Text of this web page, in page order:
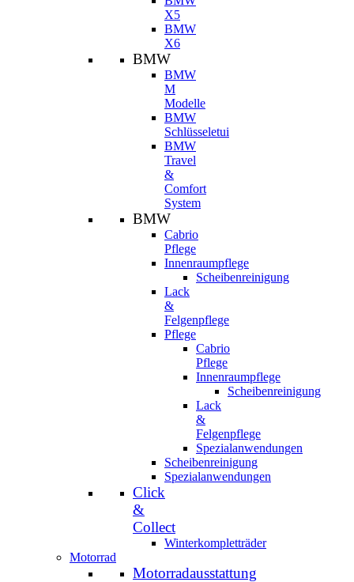
X5
BMW
X6
BMW
BMW
M
Modelle
BMW
Schlüsseletui
BMW
Travel
&
Comfort
System
BMW
Cabrio
Pflege
Innenraumpflege
Scheibenreinigung
Lack
&
Felgenpflege
Pflege
Cabrio
Pflege
Innenraumpflege
Scheibenreinigung
Lack
&
Felgenpflege
Spezialanwendungen
Scheibenreinigung
Spezialanwendungen
Click
&
Collect
Winterkompletträder
Motorrad
Motorradausstattung